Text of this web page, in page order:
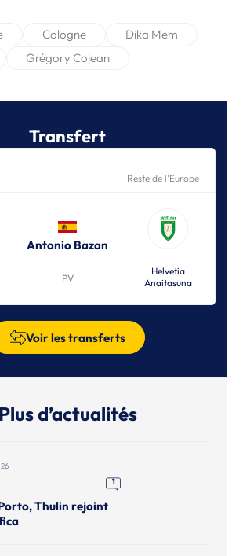
Cologne
Dika Mem
Grégory Cojean
Transfert
Reste de l'Europe
Antonio Bazan
PV
Helvetia
Anaitasuna
Voir les transferts
Plus d’actualités
1
Thulin rejoint